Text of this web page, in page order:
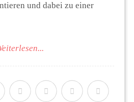
und dabei zu einer